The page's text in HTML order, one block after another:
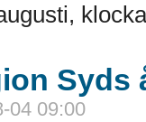
04 09:00